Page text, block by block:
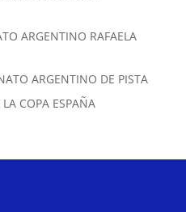
ARGENTINO RAFAELA
ARGENTINO DE PISTA
COPA ESPAÑA